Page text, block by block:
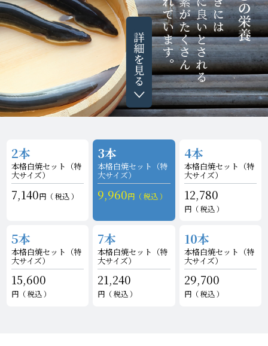
2本
本格白焼セット （特
大サイズ）
7,140 税込
3本
本格白焼セット （特
大サイズ）
9,960 税込
4本
本格白焼セット （特
大サイズ）
12,780
税込
5本
本格白焼セット （特
大サイズ）
15,600
税込
7本
本格白焼セット （特
大サイズ）
21,240
税込
10本
本格白焼セット （特
大サイズ）
29,700
税込